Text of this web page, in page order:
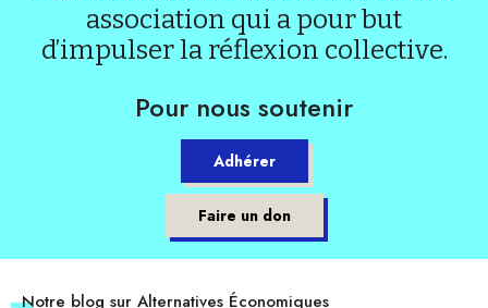
association qui a pour but
d’impulser la réflexion collective.
Pour nous soutenir
Adhérer
Faire un don
Notre blog sur Alternatives Économiques